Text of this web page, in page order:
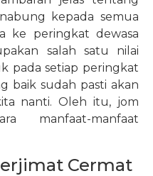
kepada semua
ke peringkat dewasa
salah satu nilai
pada setiap peringkat
baik sudah pasti akan
nanti. Oleh itu, jom
manfaat-manfaat
Cermat